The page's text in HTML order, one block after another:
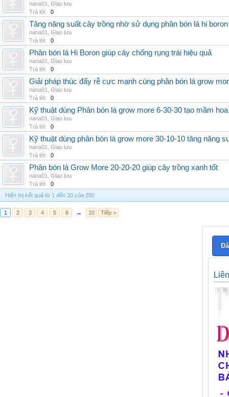
nana01
Giao lưu
Trả lời:
0
Tăng năng suất cây trồng nhờ sử dụng phân bón lá hi
nana01
Giao lưu
Trả lời:
0
Phân bón lá Hi Boron giúp cây chống rụng trái hiệu quả
nana01
Giao lưu
Trả lời:
0
Giải pháp thúc đẩy rễ cực mạnh cùng phân bón lá grow
nana01
Giao lưu
Trả lời:
0
Kỹ thuật dùng Phân bón lá grow more 6-30-30 tạo mầm hoa
nana01
Giao lưu
Trả lời:
0
Kỹ thuật dùng phân bón lá grow more 30-10-10 tăng năng
nana01
Giao lưu
Trả lời:
0
Phân bón lá Grow More 20-20-20 giúp cây trồng xanh tốt
nana01
Giao lưu
Trả lời:
0
Hiển thị kết quả từ 1 đến 20 của 200
1 2 3 4 5 6 → 10 Tiếp >